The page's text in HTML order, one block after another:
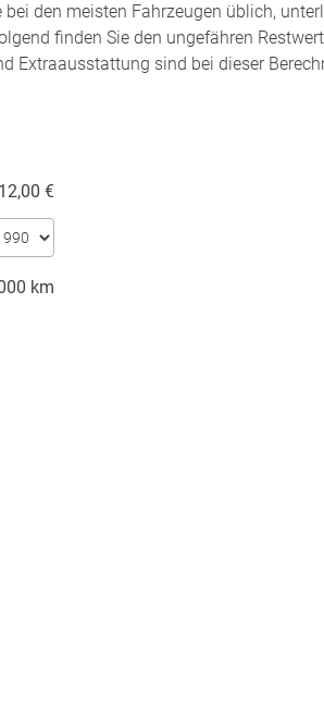
bei den meisten Fahrzeugen üblich,
finden Sie den ungefähren
Extraausstattung sind bei dieser
€
km